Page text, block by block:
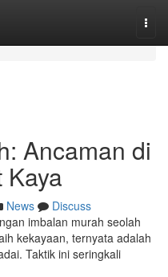
Ancaman di
News
Discuss
imbalan murah seolah
kekayaan, ternyata adalah
Taktik ini seringkali